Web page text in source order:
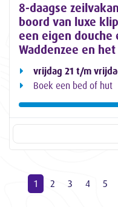
8-daagse
boord van luxe
een eigen
Waddenzee en
vrijdag 21 t/m
Boek een bed of hut
1 2 3 4 5